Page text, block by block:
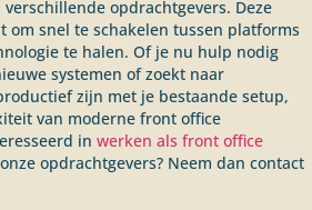
opdrachtgevers. Deze
om snel te schakelen tussen platforms
te halen. Of je nu hulp nodig
systemen of zoekt naar
zijn met je bestaande setup,
van moderne front office
in werken als front office
opdrachtgevers? Neem dan contact